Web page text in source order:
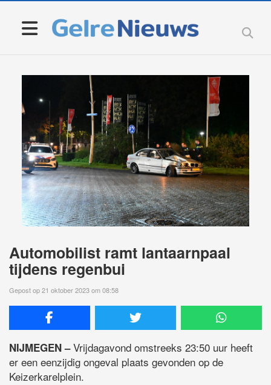
Automobilist ramt lantaarnpaal
tijdens regenbui
Gepost op 21 oktober 2023 om 08:58
NIJMEGEN –Vrijdagavond omstreeks 23:50 uur heeft
er een eenzijdig ongeval plaats gevonden op de
Keizerkarelplein.